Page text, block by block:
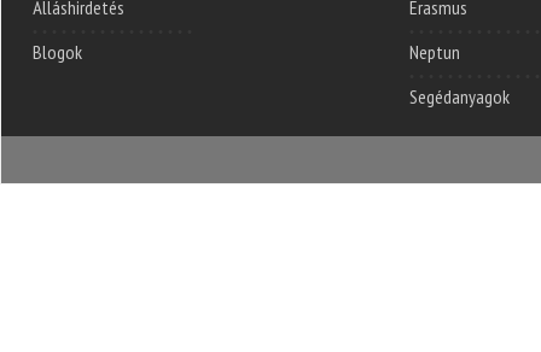
Álláshirdetés
Blogok
Erasmus
Neptun
Segédanyagok